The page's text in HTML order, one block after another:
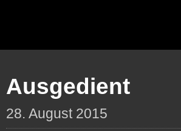
Ausgedient
28. August 2015